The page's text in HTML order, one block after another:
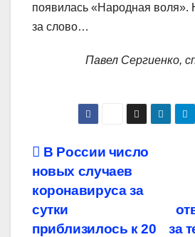
появилась «Народная воля».
за слово…
Павел Сергиенко,
Навигация
по
записям
за
В России число
новых случаев
коронавируса за
сутки
приблизилось к 20